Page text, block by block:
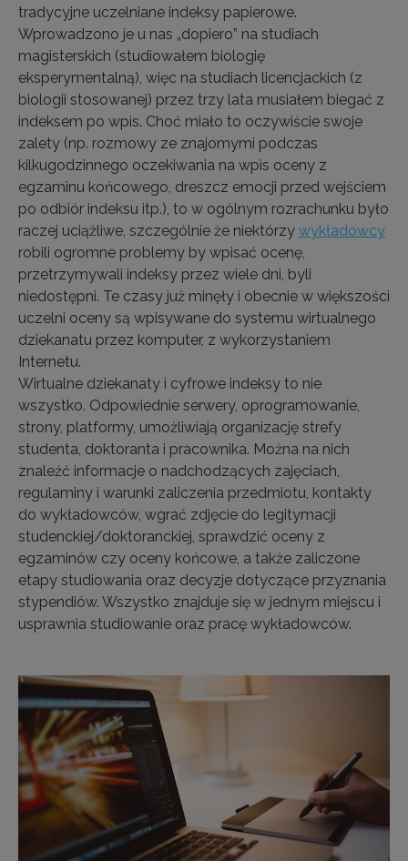
tradycyjne uczelniane indeksy papierowe.
Wprowadzono je u nas „dopiero” na studiach
magisterskich (studiowałem biologię
eksperymentalną), więc na studiach licencjackich (z
biologii stosowanej) przez trzy lata musiałem biegać z
indeksem po wpis. Choć miało to oczywiście swoje
zalety (np. rozmowy ze znajomymi podczas
kilkugodzinnego oczekiwania na wpis oceny z
egzaminu końcowego, dreszcz emocji przed wejściem
po odbiór indeksu itp.), to w ogólnym rozrachunku było
raczej uciążliwe, szczególnie że niektórzy wykładowcy
robili ogromne problemy by wpisać ocenę,
przetrzymywali indeksy przez wiele dni, byli
niedostępni. Te czasy już minęły i obecnie w większości
uczelni oceny są wpisywane do systemu wirtualnego
dziekanatu przez komputer, z wykorzystaniem
Internetu.
Wirtualne dziekanaty i cyfrowe indeksy to nie
wszystko. Odpowiednie serwery, oprogramowanie,
strony, platformy, umożliwiają organizację strefy
studenta, doktoranta i pracownika. Można na nich
znaleźć informacje o nadchodzących zajęciach,
regulaminy i warunki zaliczenia przedmiotu, kontakty
do wykładowców, wgrać zdjęcie do legitymacji
studenckiej/doktoranckiej, sprawdzić oceny z
egzaminów czy oceny końcowe, a także zaliczone
etapy studiowania oraz decyzje dotyczące przyznania
stypendiów. Wszystko znajduje się w jednym miejscu i
usprawnia studiowanie oraz pracę wykładowców.